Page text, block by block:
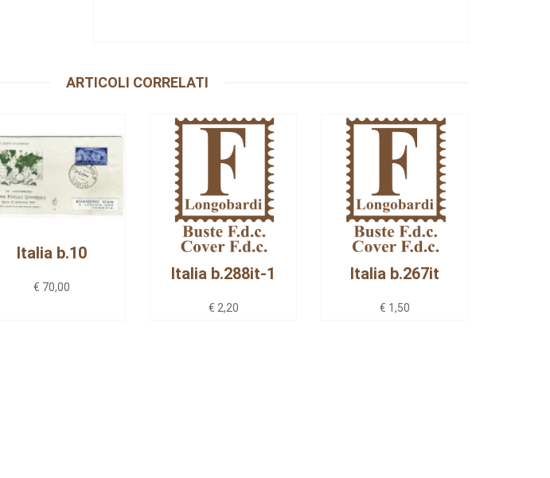
ARTICOLI CORRELATI
Italia b.10
€ 70,00
Italia b.288it-1
€ 2,20
Italia b.267it
€ 1,50